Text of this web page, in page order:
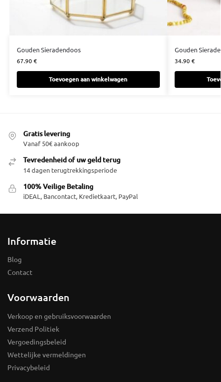
Gouden Sieradendoos
67.90€
Toevoegen aan winkelwagen
Gouden
34.90€
Gratis levering
Vanaf 50€ aankoop
Tevredenheid of uw geld terug
14 dagen terugtrekkingsperiode
100% Veilige Betaling
iDEAL, Bancontact, Kredietkaart, PayPal
Informatie
Blog
Contact
Voorwaarden
Verkoop en gebruiksvoorwaarden
Verzend Politiek
Vergoedingsbeleid
Wettelijke vermeldingen
Privacybeleid